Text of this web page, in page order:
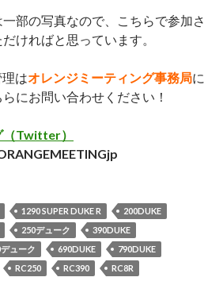
部の写真なので、こちらで参加さ
ければと思っています。
はオレンジミーティング事務局に
にお問い合わせください！
Twitter）
1290 SUPER DUKE R
200DUKE
250デューク
390DUKE
ューク 690DUKE
790DUKE
RC250 RC390
RC8R